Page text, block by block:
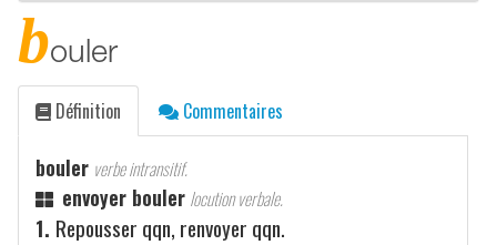
bouler
Définition Commentaires
bouler verbe intransitif.
envoyer bouler locution verbale.
1. Repousser qqn, renvoyer qqn.